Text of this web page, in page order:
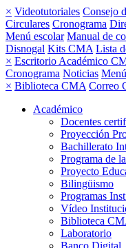
× Videotutoriales Consejo
Circulares Cronograma
Menú escolar Manual de
Disnogal Kits CMA Lista
× Escritorio Académico
Cronograma Noticias
× Biblioteca CMA Correo
Académico
Docentes
Proyección
Bachillerato
Programa de
Proyecto
Bilingüismo
Programas
Vídeo
Biblioteca
Laboratorio
Banco Digital